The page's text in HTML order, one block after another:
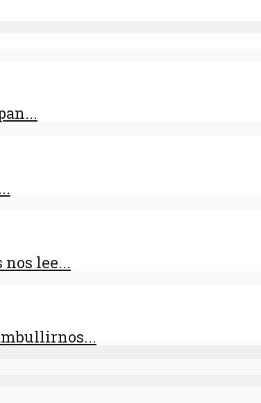
nos lee...